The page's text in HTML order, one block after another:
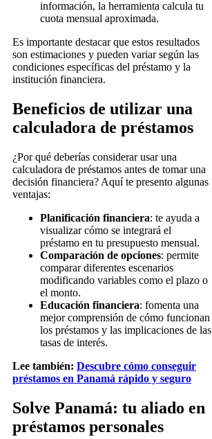
información, la herramienta calcula tu
cuota mensual aproximada.
Es importante destacar que estos resultados
son estimaciones y pueden variar según las
condiciones específicas del préstamo y la
institución financiera.
Beneficios de utilizar una
calculadora de préstamos
¿Por qué deberías considerar usar una
calculadora de préstamos antes de tomar una
decisión financiera? Aquí te presento algunas
ventajas:
Planificación financiera: te ayuda a
visualizar cómo se integrará el
préstamo en tu presupuesto mensual.
Comparación de opciones: permite
comparar diferentes escenarios
modificando variables como el plazo o
el monto.
Educación financiera: fomenta una
mejor comprensión de cómo funcionan
los préstamos y las implicaciones de las
tasas de interés.
Lee también: Descubre cómo conseguir
préstamos en Panamá rápido y seguro
Solve Panamá: tu aliado en
préstamos personales